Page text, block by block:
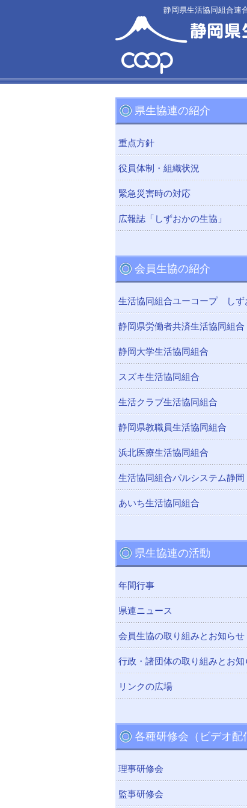
静岡県生活協同組合連
県生協連の紹介
重点方針
役員体制・組織状況
緊急災害時の対応
広報誌「しずおかの生協」
会員生協の紹介
生活協同組合ユーコープ しず
静岡県労働者共済生活協同組合
静岡大学生活協同組合
スズキ生活協同組合
生活クラブ生活協同組合
静岡県教職員生活協同組合
浜北医療生活協同組合
生活協同組合パルシステム静岡
あいち生活協同組合
県生協連の活動
年間行事
県連ニュース
会員生協の取り組みとお知らせ
行政・諸団体の取り組みとお知
リンクの広場
各種研修会（ビデオ配
理事研修会
監事研修会